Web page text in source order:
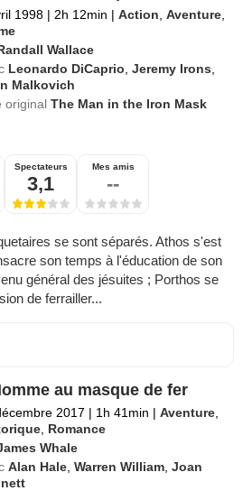
1998 | 2h 12min | Action ,Aventure
Wallace
Leonardo DiCaprio ,Jeremy Irons
Malkovich
originalThe Man in the Iron Mask
Spectateurs
3,1
Mes amis
--
se sont séparés. Athos s'est
son temps à l'éducation de son
général des jésuites ; Porthos se
de ferrailler...
au masque de fer
2017 | 1h 41min | Aventure
Romance
Whale
Alan Hale ,Warren William ,Joan